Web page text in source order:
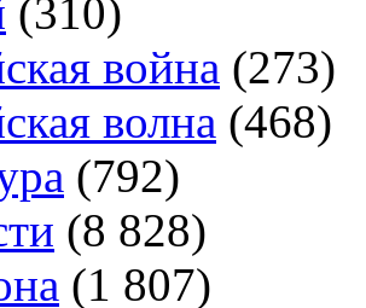
(310)
война (273)
волна (468)
(792)
(8 828)
(1 807)